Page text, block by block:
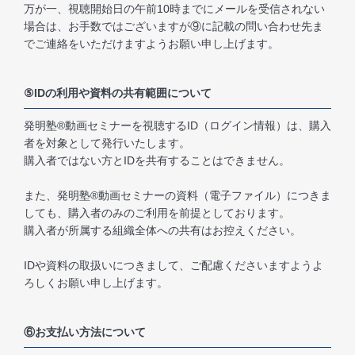
万が一、視聴開始日の午前10時までにメールを受信されない
場合は、お手数ではございますが⑨に記載の問い合わせ先ま
でご連絡をいただけますようお願い申し上げます。
⑤IDの利用や資料の共有範囲について
発明塾®動画セミナーを視聴するID（ログイン情報）は、購入
者を対象として発行いたします。
購入者ではない方とIDを共有することはできません。
また、発明塾®動画セミナーの資料（電子ファイル）につきま
しても、購入者のみのご利用を前提としております。
購入者が所属する組織全体への共有はお控えください。
IDや資料の取扱いにつきまして、ご配慮くださいますようよ
ろしくお願い申し上げます。
⑥お支払い方法について